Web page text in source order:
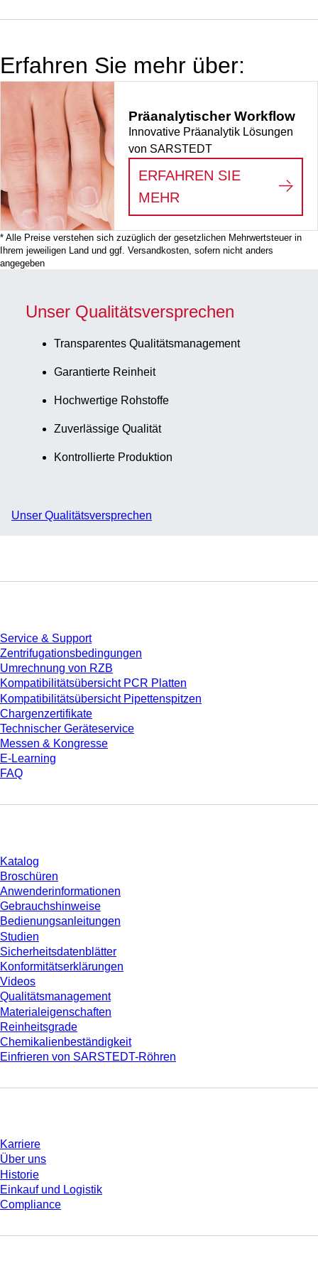
braun, mit
Lichtschutz,
Material: PE,
Verschluss: grün,
mit
Transportgefäß 30
Erfahren Sie mehr über:
Präanalytischer Workflow
Innovative Präanalytik Lösungen
von SARSTEDT
ERFAHREN SIE
MEHR
* Alle Preise verstehen sich zuzüglich der gesetzlichen Mehrwertsteuer in
Ihrem jeweiligen Land und ggf. Versandkosten, sofern nicht anders
angegeben
Unser Qualitätsversprechen
Transparentes Qualitätsmanagement
Garantierte Reinheit
Hochwertige Rohstoffe
Zuverlässige Qualität
Kontrollierte Produktion
Unser Qualitätsversprechen
Service & Support
Zentrifugationsbedingungen
Umrechnung von RZB
Kompatibilitätsübersicht PCR Platten
Kompatibilitätsübersicht Pipettenspitzen
Chargenzertifikate
Technischer Geräteservice
Messen & Kongresse
E-Learning
FAQ
Katalog
Broschüren
Anwenderinformationen
Gebrauchshinweise
Bedienungsanleitungen
Studien
Sicherheitsdatenblätter
Konformitätserklärungen
Videos
Qualitätsmanagement
Materialeigenschaften
Reinheitsgrade
Chemikalienbeständigkeit
Einfrieren von SARSTEDT-Röhren
Karriere
Über uns
Historie
Einkauf und Logistik
Compliance